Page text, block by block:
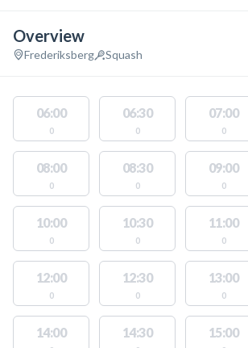
Overview
Frederiksberg Squash
06:00
0
06:30
0
07:00
0
08:00
0
08:30
0
09:00
0
10:00
0
10:30
0
11:00
0
12:00
0
12:30
0
13:00
0
14:00 14:30 15:00